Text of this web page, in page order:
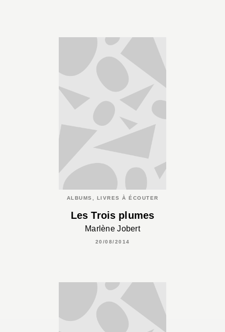
ALBUMS, LIVRES À ÉCOUTER
Les Trois plumes
Marlène Jobert
20/08/2014